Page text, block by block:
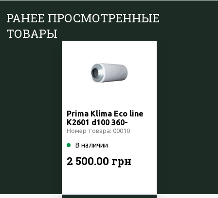
РАНЕЕ ПРОСМОТРЕННЫЕ
ТОВАРЫ
Prima Klima Eco line
K2601 d100 360-
480куб Чехия
Номер товара: 00010
В наличии
2 500.00 грн